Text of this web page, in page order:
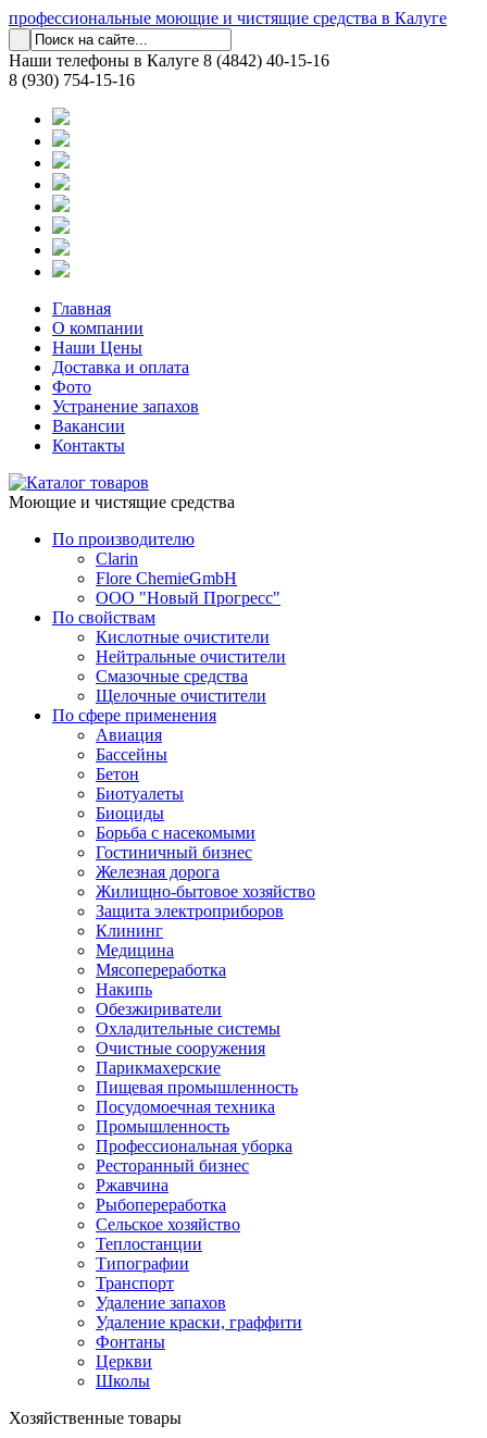
профессиональные моющие и чистящие средства в Калуге
Наши телефоны в Калуге 8 (4842) 40-15-16
8 (930) 754-15-16
Главная
О компании
Наши Цены
Доставка и оплата
Фото
Устранение запахов
Вакансии
Контакты
Моющие и чистящие средства
По производителю
Clarin
Flore ChemieGmbH
ООО "Новый Прогресс"
По свойствам
Кислотные очистители
Нейтральные очистители
Смазочные средства
Щелочные очистители
По сфере применения
Авиация
Бассейны
Бетон
Биотуалеты
Биоциды
Борьба с насекомыми
Гостиничный бизнес
Железная дорога
Жилищно-бытовое хозяйство
Защита электроприборов
Клининг
Медицина
Мясопереработка
Накипь
Обезжириватели
Охладительные системы
Очистные сооружения
Парикмахерские
Пищевая промышленность
Посудомоечная техника
Промышленность
Профессиональная уборка
Ресторанный бизнес
Ржавчина
Рыбопереработка
Сельское хозяйство
Теплостанции
Типографии
Транспорт
Удаление запахов
Удаление краски, граффити
Фонтаны
Церкви
Школы
Хозяйственные товары